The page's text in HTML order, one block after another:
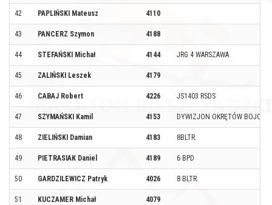
42 PAPLIŃSKI Mateusz 4110
43 PANCERZ Szymon 4188
44 STEFAŃSKI Michał 4144 JRG 4 WARSZAWA
45 ZALIŃSKI Leszek 4179
46 CABAJ Robert 4226 JS1403 RSDS
47 SZYMAŃSKI Kamil 4153 DYWIZJON OKRĘTÓW
48 ZIELIŃSKI Damian 4183 8BLTR.
49 PIETRASIAK Daniel 4189 6 BPD
50 GARDZILEWICZ Patryk 4026 8 BLTR.
51 KUCZAMER Michał 4079